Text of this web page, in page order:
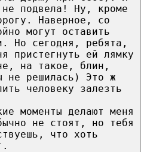
подвела! Ну, кроме
Наверное, со
могут оставить
Но сегодня, ребята,
пристегнуть ей лямку
на такое, блин,
не решилась) Это ж
человеку залезть
моменты делают меня
не стоят, но тебя
что хоть